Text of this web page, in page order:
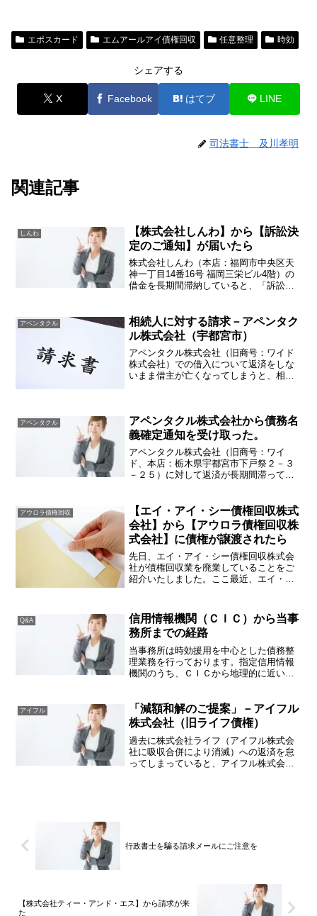
エポスカード エムアールアイ債権回収 任意整理 時効
シェアする
X Facebook はてブ LINE
司法書士 及川孝明
関連記事
しんわ
【株式会社しんわ】から【訴訟決
定のご通知】が届いたら
株式会社しんわ（本店：福岡市中央区天
神一丁目14番16号 福岡三栄ビル4階）の
借金を長期間滞納していると、「訴訟決
ないことはわかっているけど、もう時効
だから放置しておけ...
アペンタクル
相続人に対する請求－アペンタク
ル株式会社（宇都宮市）
アペンタクル株式会社（旧商号：ワイド
株式会社）での借入について返済をしな
いまま借主が亡くなってしまうと、相続
ても相続人調査を行い容赦な...
アペンタクル
アペンタクル株式会社から債務名
義確定通知を受け取った。
アペンタクル株式会社（旧商号：ワイ
ド、本店：栃木県宇都宮市下戸祭２－３
－２５）に対して返済が長期間滞ってし
債務名義確定通知東京簡易裁判所 平成
○○年（ハ）第○○号貸金請...
アウロラ債権回収
【エイ・アイ・シー債権回収株式
会社】から【アウロラ債権回収株
式会社】に債権が譲渡されたら
先日、エイ・アイ・シー債権回収株式会
社が債権回収業を廃業していることをご
紹介いたしました。ここ最近、エイ・ア
会社（東京都港区愛宕２丁目５番１号愛
宕グリーンヒルズMORI...
Q&A
信用情報機関（ＣＩＣ）から当事
務所までの経路
当事務所は時効援用を中心とした債務整
理業務を行っております。指定信用情報
機関のうち、ＣＩＣから地理的に近いた
金融（サラ金）・信販会社（クレジット
カード会社）の情報が載...
アイフル
「減額和解のご提案」－アイフル
株式会社（旧ライフ債権）
過去に株式会社ライフ（アイフル株式会
社に吸収合併により消滅）への返済を怠
ってしまっていると、アイフル株式会社
行政書士を騙る請求メールにご注意を
【株式会社ティー・アンド・エス】から請求が来
た